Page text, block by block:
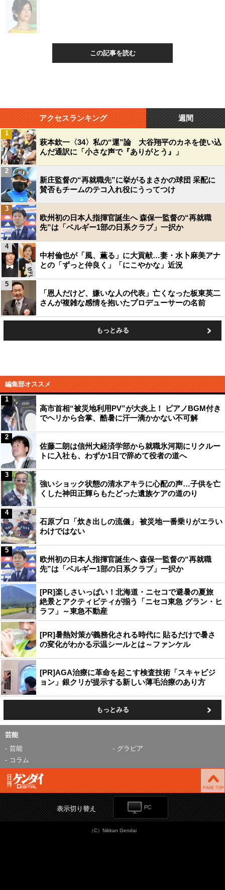
この記事を読む
アクセスランキング 週間
萩本欽一〈34〉私の“運”論 大谷翔平のカネを使い込
んだ通訳に「小さな声で『ありがとう』」
1
新庄監督の“再就職先”に挙がるまさかの球団 采配に
賛否もチームのテコ入れ役にうってつけ
2
欧州初の日本人指揮官誕生へ 森保一監督の“再就職
先”は「ベルギー1部の日系クラブ」一択か
3
中村倫也が「風、薫る」に大貢献…妻・水卜麻美アナ
との「ずっと仲良く」「にこやかな」近況
4
「恩人だけど、嫌いな人の代表」亡くなった板東英二
さんが複雑な感情を抱いたプロデューサーの名前
5
もっとみる
編集部オススメ
高市首相“被災地利用PV”が大炎上！ ピアノBGM付き
でヘリから合掌、酷暑に汗一滴かかない不可解
1
佐藤二朗は信州大経済学部から就職氷河期にリクルー
トに入社も、わずか1日で辞めて役者の道へ
2
強いショック状態の清水アキラに心配の声…子供を亡
くした神田正輝らもたどった遺族ケアの道のり
3
石原プロ「炊き出しの流儀」 被災地一番乗りがエラい
わけではない
4
欧州初の日本人指揮官誕生へ 森保一監督の“再就職
先”は「ベルギー1部の日系クラブ」一択か
5
[PR]楽しさいっぱい！北海道・ニセコで避暑の夏旅
絶景とアクティビティが揃う「ニセコ東急 グラン・ヒ
ラフ」～東急不動産
[PR]暑熱対策が義務化される時代に 貼るだけで暑さ
の変化がわかる示温シールとは～ファンケル
[PR]AGA治療に革命を起こす検査技術「スキャビジ
ョン」銀クリが提示する新しい薄毛治療のあり方
もっとみる
芸能
芸能
グラビア
コラム
表示切り替え
（C）Nikkan Gendai